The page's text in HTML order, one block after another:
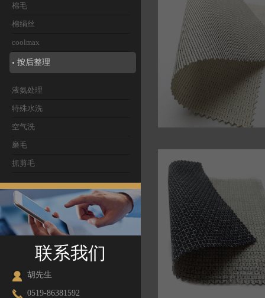
棉毛
棉绢丝
coolmax
按后整理
液氨处理
特殊水洗
空气洗
磨毛
抓剪毛
联系我们
胡先生
0519-86381592